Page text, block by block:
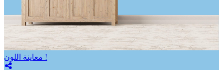
معاينة اللون !